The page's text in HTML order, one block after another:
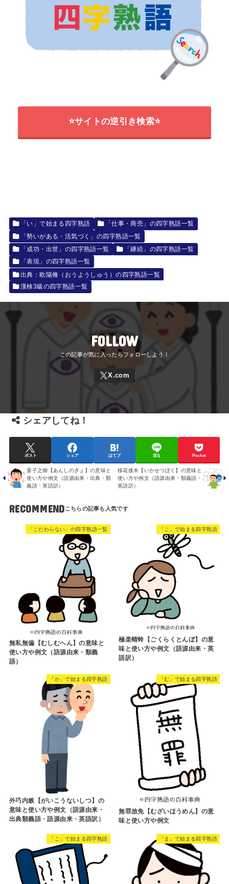
⭐サイトの逆引き検索⭐
「い」で始まる四字熟語
「仕事・商売」の四字熟語一覧
「勢いがある・活気づく」の四字熟語一覧
「成功・出世」の四字熟語一覧
「継続」の四字熟語一覧
「表現」の四字熟語一覧
出典：欧陽脩（おうようしゅう）の四字熟語一覧
漢検3級の四字熟語一覧
FOLLOW
シェアしてね！
ポスト シェア はてブ 送る Pocket
晏子之御【あんしのぎょ】の意味と
使い方や例文（語源由来・出典・類
義語・英語訳）
移花接木【いかせつぼく】の意味と
使い方や例文（語源由来・類義語・
英語訳）
RECOMMEND
「こだわらない」の四字熟語一覧
無私無偏【むしむへん】の意味と
使い方や例文（語源由来・類義
語）
「こ」で始まる四字熟語
極楽蜻蛉【ごくらくとんぼ】の意
味と使い方や例文（語源由来・英
語訳）
「か」で始まる四字熟語
外巧内嫉【がいこうないしつ】の
意味と使い方や例文（語源由来・
出典類義語・語源由来・英語訳）
「む」で始まる四字熟語
無罪放免【むざいほうめん】の意
味と使い方や例文
「こ」で始まる四字熟語 「ま」で始まる四字熟語